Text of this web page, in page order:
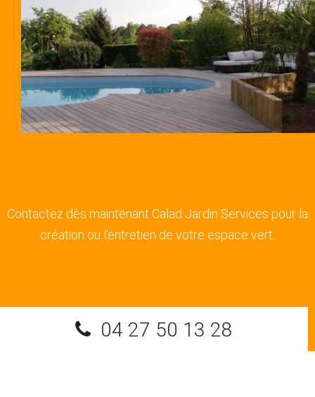
Contactez dès maintenant Calad Jardin Services pour la
création ou l'entretien de votre espace vert.
04 27 50 13 28